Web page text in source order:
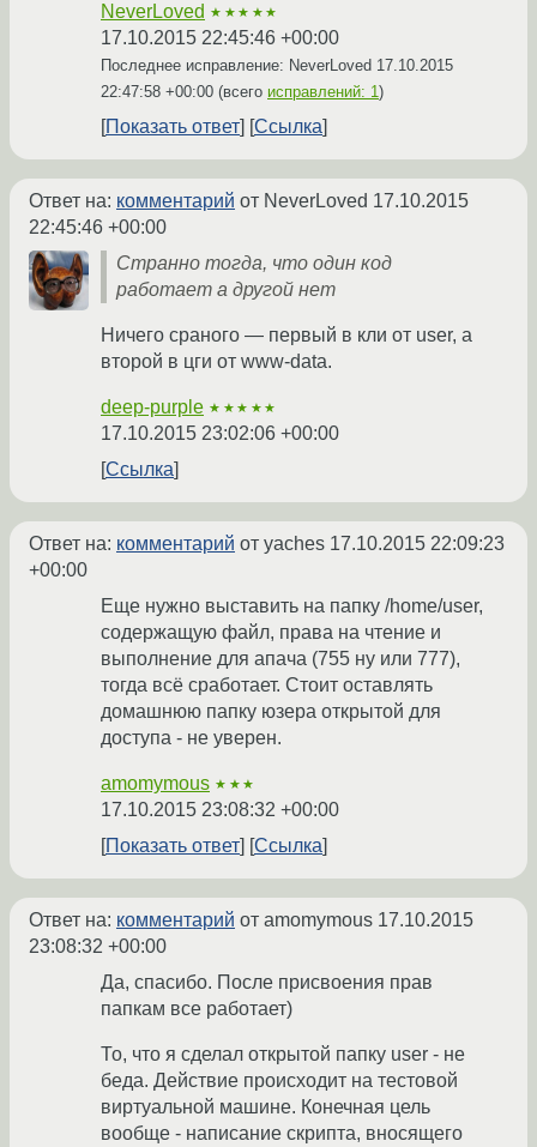
NeverLoved ★★★★★
17.10.2015 22:45:46 +00:00
Последнее исправление: NeverLoved 17.10.2015
22:47:58 +00:00 (всего исправлений: 1)
Показать ответ Ссылка
Ответ на: комментарий от NeverLoved 17.10.2015
22:45:46 +00:00
Странно тогда, что один код
работает а другой нет
Ничего сраного — первый в кли от user, а
второй в цги от www-data.
deep-purple ★★★★★
17.10.2015 23:02:06 +00:00
Ссылка
Ответ на: комментарий от yaches 17.10.2015 22:09:23
+00:00
Еще нужно выставить на папку /home/user,
содержащую файл, права на чтение и
выполнение для апача (755 ну или 777),
тогда всё сработает. Стоит оставлять
домашнюю папку юзера открытой для
доступа - не уверен.
amomymous ★★★
17.10.2015 23:08:32 +00:00
Показать ответ
Ссылка
Ответ на: комментарий от amomymous 17.10.2015
23:08:32 +00:00
Да, спасибо. После присвоения прав
папкам все работает)
То, что я сделал открытой папку user - не
беда. Действие происходит на тестовой
виртуальной машине. Конечная цель
вообще - написание скрипта, вносящего